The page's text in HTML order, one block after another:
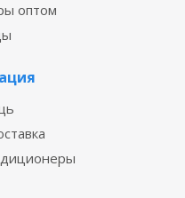
оптом